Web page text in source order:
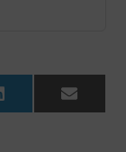
LinkedIn Email